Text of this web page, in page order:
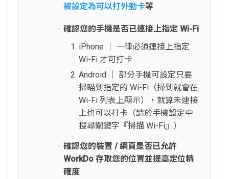
被設定為可以打外勤卡等
確認您的手機是否已連接上指定 Wi-Fi
iPhone │ 一律必須連接上指定
Wi-Fi 才可打卡
Android │ 部分手機可設定只要
掃瞄到指定的 Wi-Fi（掃到就會在
Wi-Fi 列表上顯示），就算未連接
上也可以打卡（請於手機設定中
搜尋關鍵字『掃描 Wi-Fi』）
確認您的裝置 / 網頁是否已允許
WorkDo 存取您的位置並提高定位精
確度